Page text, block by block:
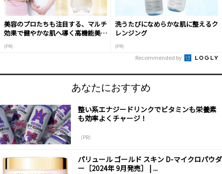
美容のプロたちも注目する、マルチ
効果で健やかな肌へ導く高機能美容
(PR)
洗うたびになめらかな肌に整えるク
レンジング
(PR)
Recommended by
あなたにおすすめ
整い系エナジードリンクでビタミンも栄養素
も効率よくチャージ！
（PR）
パリュール ゴールド スキン D-マイクロパウダ
ー［2024年 9月発売］ | ...